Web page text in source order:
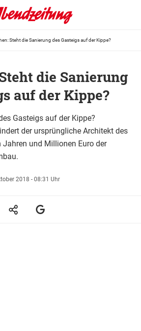
Steht die Sanierung des Gasteigs auf der Kippe?
die Sanierung
auf der Kippe?
Gasteigs auf der Kippe?
der ursprüngliche Architekt des
und Millionen Euro der
2018 - 08:31 Uhr